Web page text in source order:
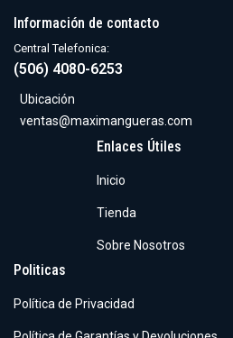
Enlaces Útiles
Inicio
Tienda
Sobre Nosotros
Politicas
Política de Privacidad
Información de contacto
Central Telefonica:
(506) 4080-6253
Ubicación
ventas@maximangueras.com